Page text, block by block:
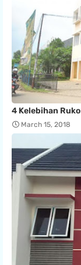
4 Kelebihan
March 15, 2018